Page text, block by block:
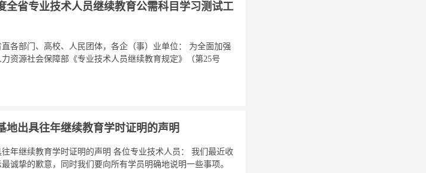
全省专业技术人员继续教育公需科目学习测试工
各部门、高校、人民团体，各企（事）业单位： 为全面加强
资源社会保障部《专业技术人员继续教育规定》（第25号
地出具往年继续教育学时证明的声明
年继续教育学时证明的声明 各位专业技术人员： 我们最近收
诚挚的歉意，同时我们要向所有学员明确地说明一些事项。